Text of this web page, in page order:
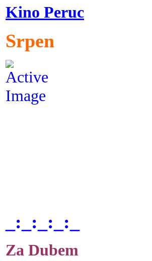
Kino Peruc
Srpen
_:_:_:_:_
Za Dubem